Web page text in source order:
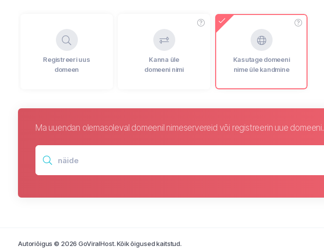
Registreeri uus
domeen
Kanna üle
domeeni nimi
Kasutage domeeni
nime üle kandmine
Ma uuendan olemasoleval domeenil nimeservereid või registreerin uue domeeni.
Autoriõigus © 2026 GoViralHost. Kõik õigused kaitstud.